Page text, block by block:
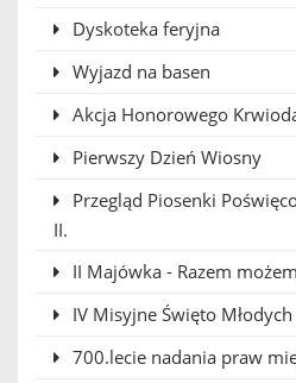
Dyskoteka feryjna
Wyjazd na basen
Akcja Honorowego
Pierwszy Dzień Wiosny
Przegląd Piosenki
II.
II Majówka - Razem
IV Misyjne Święto Młodych
700.lecie nadania praw